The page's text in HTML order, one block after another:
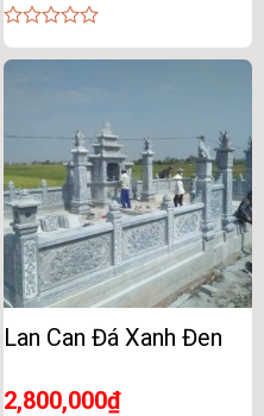
0
out
Lan Can Đá Xanh Đen
2,800,000₫